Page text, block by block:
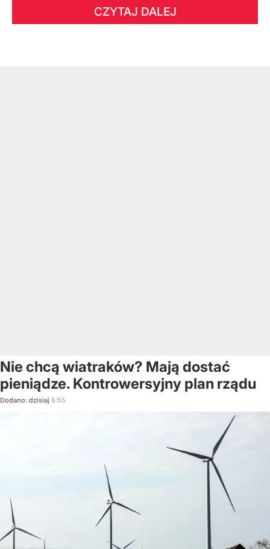
CZYTAJ DALEJ
Nie chcą wiatraków? Mają dostać
pieniądze. Kontrowersyjny plan rządu
Dodano: dzisiaj 8:55